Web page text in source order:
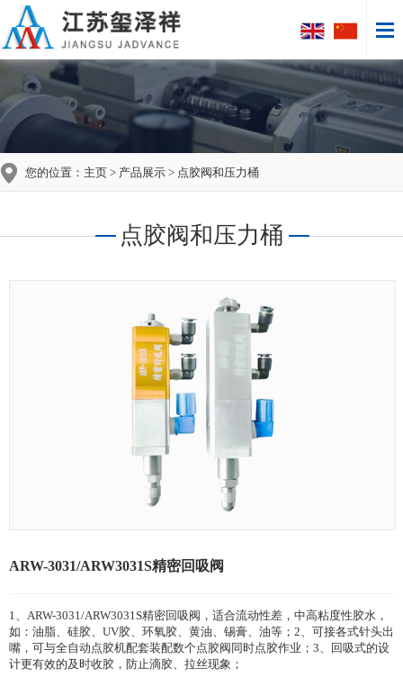
您的位置： 主页 > 产品展示 > 点胶阀和压力桶
点胶阀和压力桶
ARW-3031/ARW3031S精密回吸阀
1、ARW-3031/ARW3031S精密回吸阀，适合流动性差，中高粘度性胶水，
如：油脂、硅胶、UV胶、环氧胶、黄油、锡膏、油等；2、可接各式针头出
嘴，可与全自动点胶机配套装配数个点胶阀同时点胶作业；3、回吸式的设
计更有效的及时收胶，防止滴胶、拉丝现象；